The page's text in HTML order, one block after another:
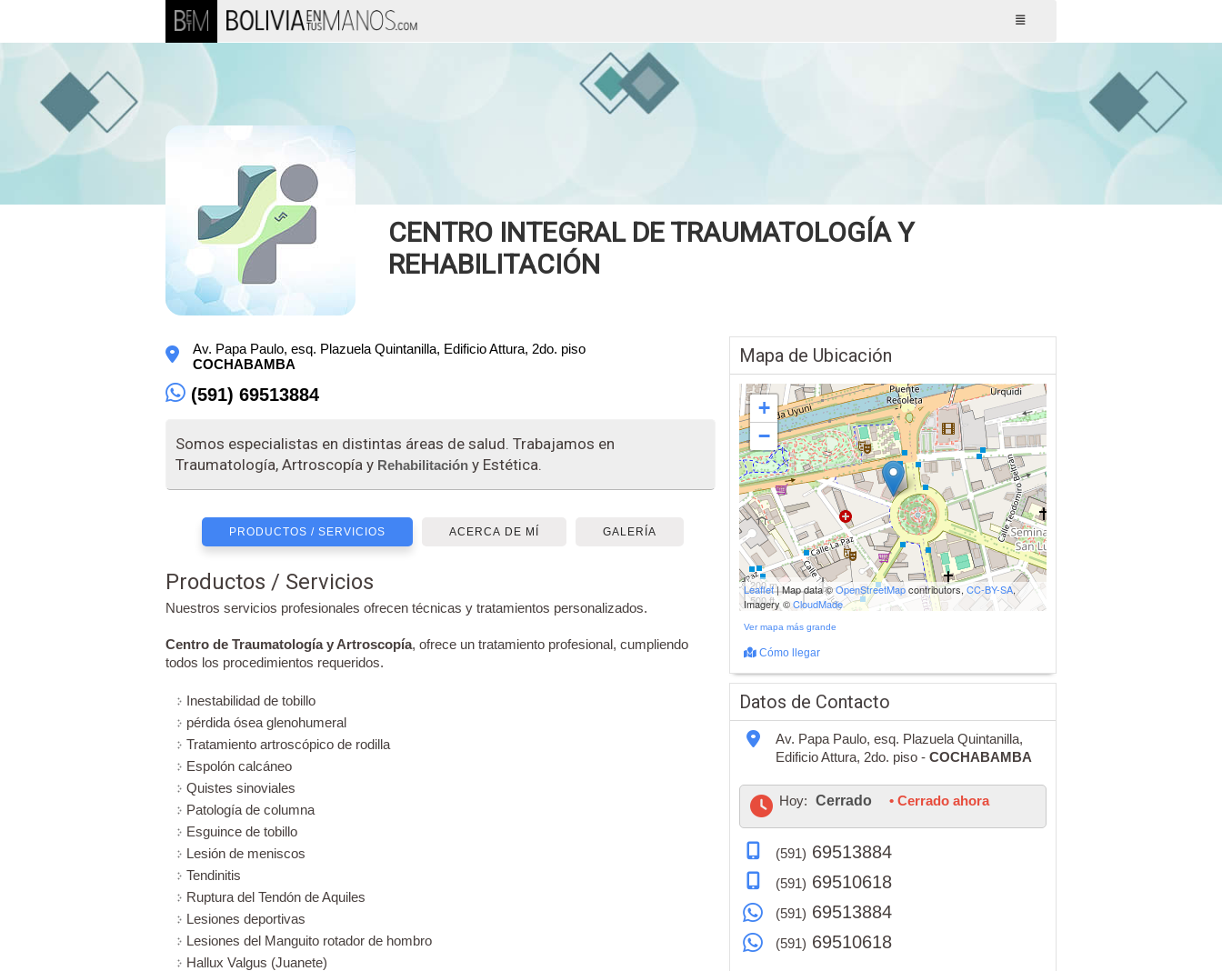
CENTRO INTEGRAL DE TRAUMATOLOGÍA Y
REHABILITACIÓN
Av. Papa Paulo, esq. Plazuela Quintanilla, Edificio Attura, 2do. piso
COCHABAMBA
(591) 69513884
Somos especialistas en distintas áreas de salud. Trabajamos en
Traumatología, Artroscopía y Rehabilitación y Estética.
PRODUCTOS / SERVICIOS ACERCA DE MÍ GALERÍA
Productos / Servicios
Nuestros servicios profesionales ofrecen técnicas y tratamientos personalizados.
Centro de Traumatología y Artroscopía, ofrece un tratamiento profesional, cumpliendo
todos los procedimientos requeridos.
Inestabilidad de tobillo
pérdida ósea glenohumeral
Tratamiento artroscópico de rodilla
Espolón calcáneo
Quistes sinoviales
Patología de columna
Esguince de tobillo
Lesión de meniscos
Tendinitis
Ruptura del Tendón de Aquiles
Lesiones deportivas
Lesiones del Manguito rotador de hombro
Hallux Valgus (Juanete)
Mapa de Ubicación
+
−
200 m
500 ft
Leaflet| Map data ©OpenStreetMapcontributors, CC-BY-SA,
Imagery ©CloudMade
Ver mapa más grande
Cómo llegar
Datos de Contacto
Av. Papa Paulo, esq. Plazuela Quintanilla,
Edificio Attura, 2do. piso - COCHABAMBA
Hoy: Cerrado • Cerrado ahora
(591) 69513884
(591) 69510618
(591) 69513884
(591) 69510618